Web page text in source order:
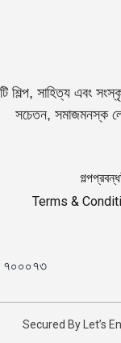
সাহিত্য এবং
সচেতন, সমাজমনস্ক
গল্পপ্রবন্ধ
Terms &
- ৭০০০৭৩
Secured By Let’s